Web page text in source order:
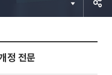
정 전문